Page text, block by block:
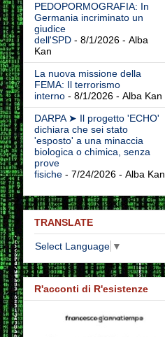
PEDOPORMOGRAFIA: In
Germania incriminato un
giudice
dell'SPD- 8/1/2026- Alba
Kan
La nuova missione della
FEMA: Il terrorismo
interno- 8/1/2026- Alba Kan
DARPA ➤ Il progetto 'ECHO'
dichiara che sei stato
'esposto' a una minaccia
biologica o chimica, senza
prove
fisiche- 7/24/2026- Alba Kan
TRANSLATE
Select Language ▼
R'acconti di R'esistenze